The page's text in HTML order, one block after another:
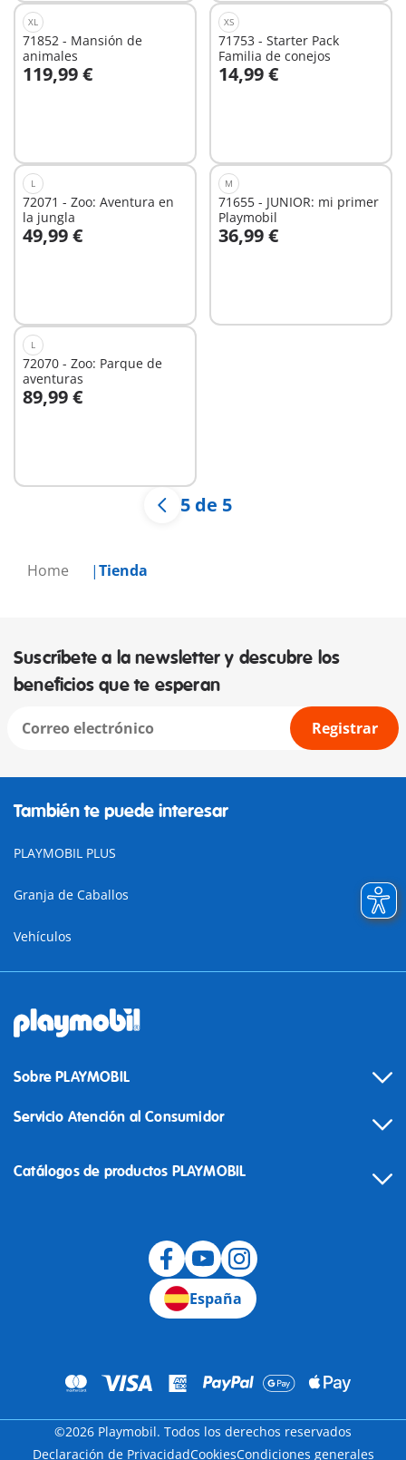
Home Tienda
XL
71852 - Mansión de
animales
119,99 €
A la cesta
XS
71753 - Starter Pack
Familia de conejos
14,99 €
A la cesta
L
72071 - Zoo: Aventura en
la jungla
49,99 €
A la cesta
M
71655 - JUNIOR: mi primer
Playmobil
36,99 €
A la cesta
L
72070 - Zoo: Parque de
aventuras
89,99 €
5 de 5
Suscríbete a la newsletter y descubre los
beneficios que te esperan
Registrar
También te puede interesar
PLAYMOBIL PLUS
Granja de Caballos
Vehículos
Sobre PLAYMOBIL
Servicio Atención al Consumidor
Catálogos de productos PLAYMOBIL
España
©2026 Playmobil. Todos los derechos reservados
Declaración de PrivacidadCookiesCondiciones generales